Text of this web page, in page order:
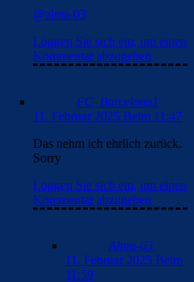
@alma-03
Loggen Sie sich ein, um einen
Kommentar abzugeben
FC_Barcelona1
11. Februar 2025 Beim 11:47
Das nehm ich ehrlich zurück.
Sorry
Loggen Sie sich ein, um einen
Kommentar abzugeben
Alma-03
11. Februar 2025 Beim
11:59